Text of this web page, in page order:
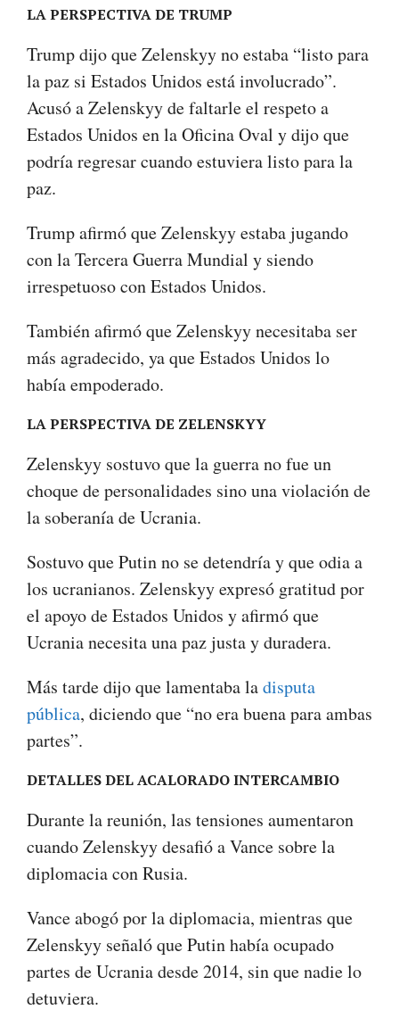
LA PERSPECTIVA DE TRUMP
Trump dijo que Zelenskyy no estaba “listo para
la paz si Estados Unidos está involucrado”.
Acusó a Zelenskyy de faltarle el respeto a
Estados Unidos en la Oficina Oval y dijo que
podría regresar cuando estuviera listo para la
paz.
Trump afirmó que Zelenskyy estaba jugando
con la Tercera Guerra Mundial y siendo
irrespetuoso con Estados Unidos.
También afirmó que Zelenskyy necesitaba ser
más agradecido, ya que Estados Unidos lo
había empoderado.
LA PERSPECTIVA DE ZELENSKYY
Zelenskyy sostuvo que la guerra no fue un
choque de personalidades sino una violación de
la soberanía de Ucrania.
Sostuvo que Putin no se detendría y que odia a
los ucranianos. Zelenskyy expresó gratitud por
el apoyo de Estados Unidos y afirmó que
Ucrania necesita una paz justa y duradera.
Más tarde dijo que lamentaba ladisputa
pública, diciendo que “no era buena para ambas
partes”.
DETALLES DEL ACALORADO INTERCAMBIO
Durante la reunión, las tensiones aumentaron
cuando Zelenskyy desafió a Vance sobre la
diplomacia con Rusia.
Vance abogó por la diplomacia, mientras que
Zelenskyy señaló que Putin había ocupado
partes de Ucrania desde 2014, sin que nadie lo
detuviera.